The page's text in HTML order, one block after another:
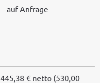
auf Anfrage
445,38 € net­to (530,00